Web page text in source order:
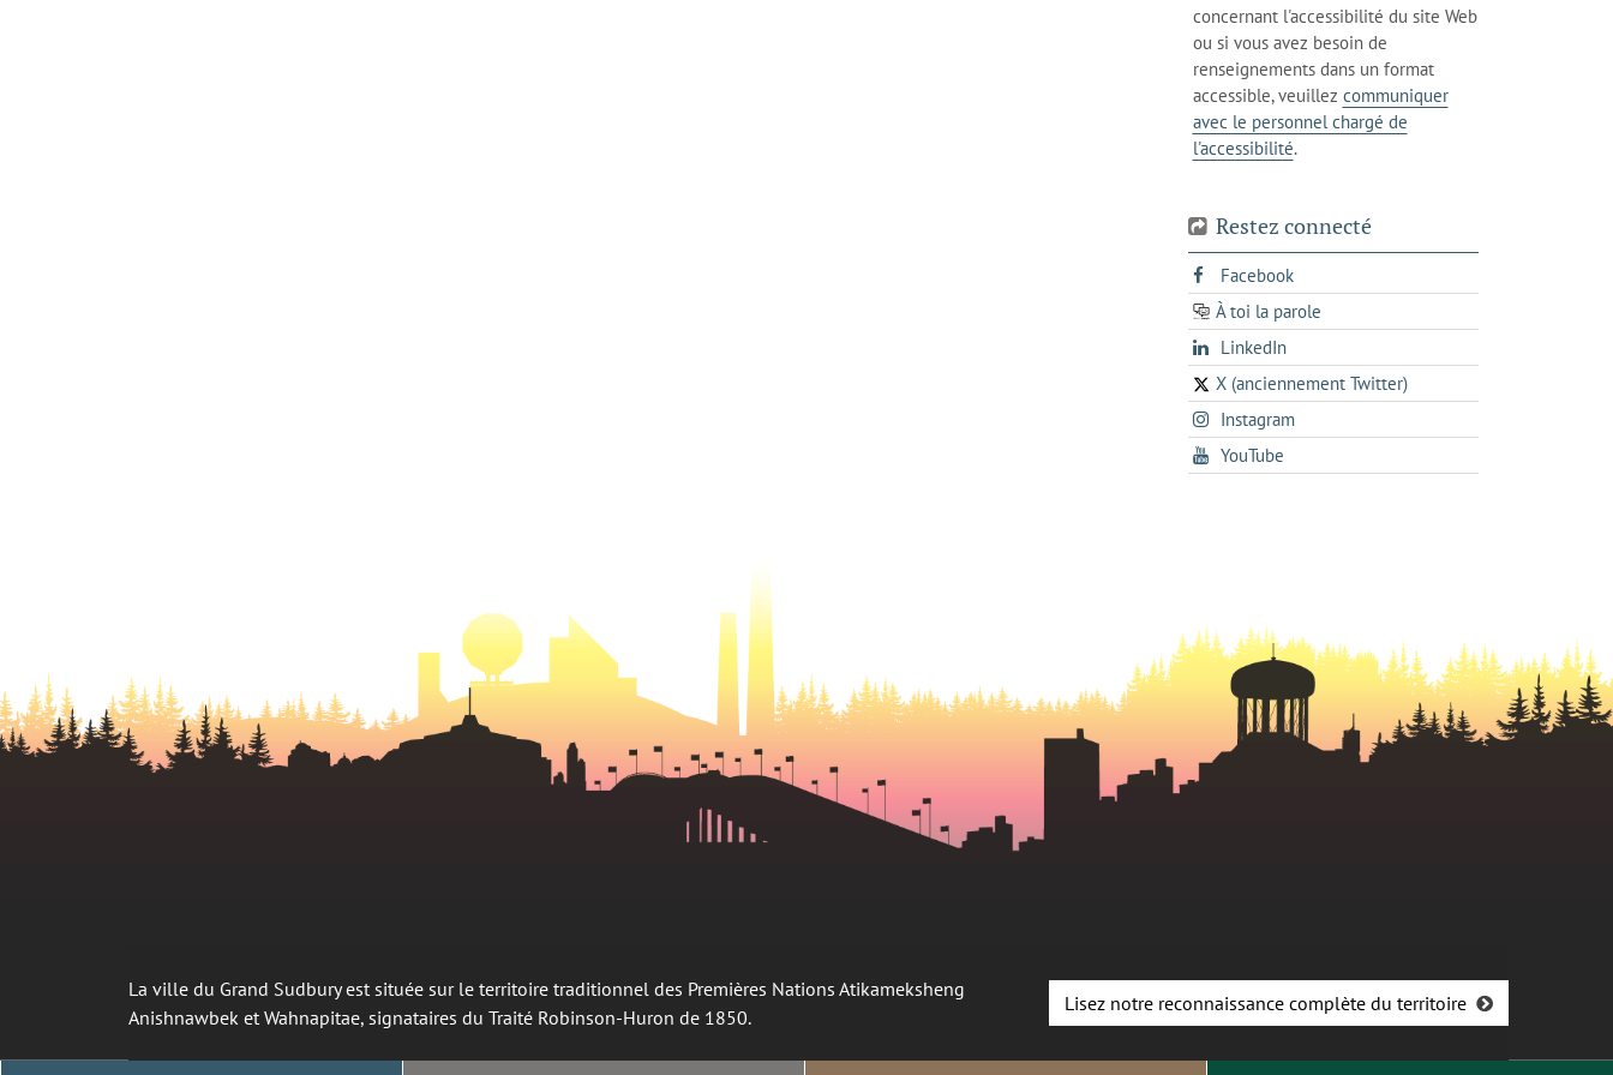
téléphone
votre
actuel
concernant l'accessibilité du site Web
ou si vous avez besoin de
renseignements dans un format
accessible, veuillez communiquer
avec le personnel chargé de
l'accessibilité.
Restez connecté
Facebooks'ouvre
dans
un
onglet
À toi la parole
opens
in
a
new
tab
LinkedInopens
in
a
new
X (anciennement Twitter)
s'ouvre
dans
un
nouvel
Instagrams'ouvre
dans
un
YouTubes'ouvre
dans
La ville du Grand Sudbury est située sur le territoire traditionnel des Premières Nations Atikameksheng
Anishnawbek et Wahnapitae, signataires du Traité Robinson-Huron de 1850.
Lisez notre reconnaissance complète du territoire